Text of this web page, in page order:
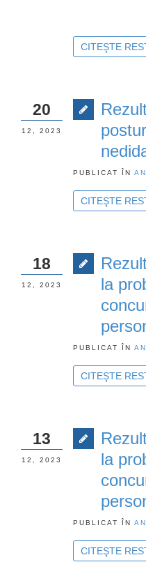
CITEŞTE
PUBLICAT ÎN
CITEŞTE
20
12, 2023
la
PUBLICAT ÎN
CITEŞTE
18
12, 2023
la
PUBLICAT ÎN
CITEŞTE
13
12, 2023